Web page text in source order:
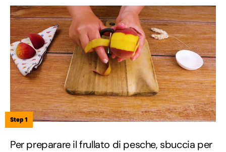
Step 1
Per preparare il frullato di pesche, sbuccia per